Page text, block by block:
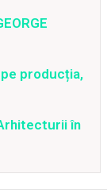
producția,
în